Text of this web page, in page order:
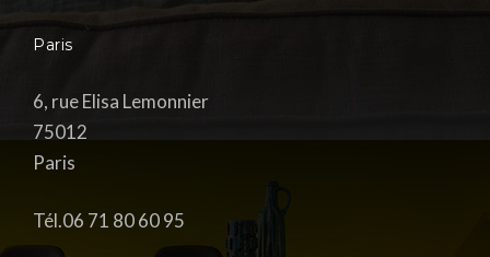
Paris
6, rue Elisa Lemonnier
75012
Paris
Tél.06 71 80 60 95